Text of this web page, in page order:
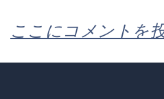
ここにコメントを